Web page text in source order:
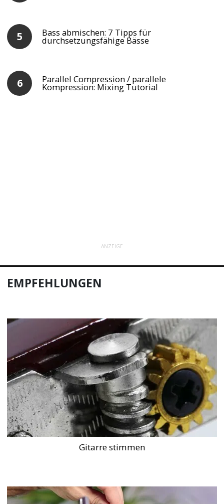
Bass abmischen: 7 Tipps für
durchsetzungsfähige Bässe
Parallel Compression / parallele
Kompression: Mixing Tutorial
ANZEIGE
EMPFEHLUNGEN
Gitarre stimmen